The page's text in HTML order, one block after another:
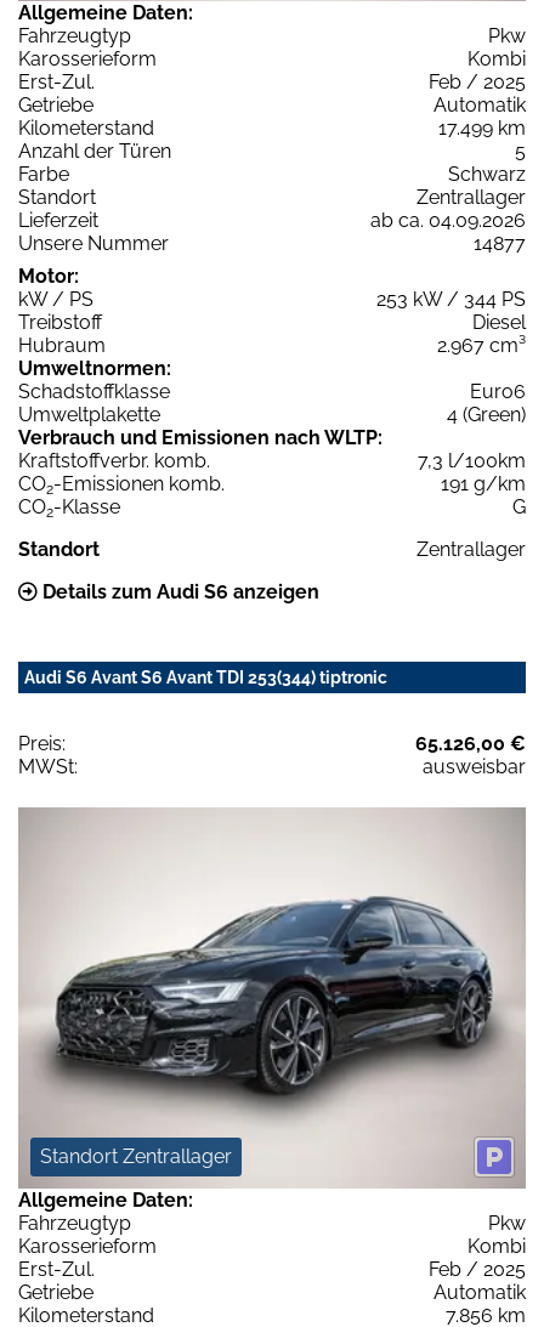
Allgemeine Daten:
Fahrzeugtyp
Pkw
Karosserieform
Kombi
Erst-Zul.
Feb / 2025
Getriebe
Automatik
Kilometerstand
17.499 km
Anzahl der Türen
5
Farbe
Schwarz
Standort
Zentrallager
Lieferzeit
ab ca. 04.09.2026
Unsere Nummer
14877
Motor:
kW / PS
253 kW / 344 PS
Treibstoff
Diesel
Hubraum
2.967 cm³
Umweltnormen:
Schadstoffklasse
Euro6
Umweltplakette
4 (Green)
Verbrauch und Emissionen nach WLTP:
Kraftstoffverbr. komb.
7,3 l/100km
CO2-Emissionen komb.
191 g/km
CO2-Klasse
G
Standort
Zentrallager
Details zum Audi S6 anzeigen
Audi S6 Avant S6 Avant TDI 253(344) tiptronic
Preis:
65.126,00 €
MWSt:
ausweisbar
Standort Zentrallager
Allgemeine Daten:
Fahrzeugtyp
Pkw
Karosserieform
Kombi
Erst-Zul.
Feb / 2025
Getriebe
Automatik
Kilometerstand
7.856 km